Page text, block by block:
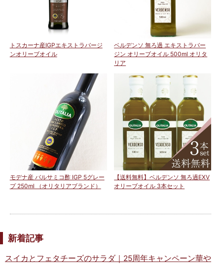
トスカーナ産IGPエキストラバージ
ンオリーブオイル
ベルデンソ 無ろ過 エキストラバー
ジン オリーブオイル 500ml オリタ
リア
モデナ産 バルサミコ酢 IGP 5グレー
プ 250ml （オリタリアブランド）
【送料無料】ベルデンソ 無ろ過EXV
オリーブオイル 3本セット
新着記事
スイカとフェタチーズのサラダ｜25周年キャンペーン華や